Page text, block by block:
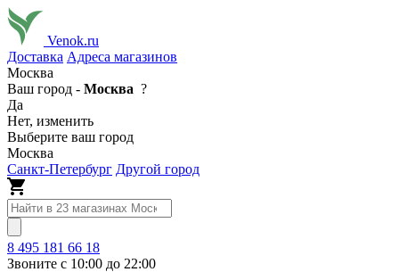
Venok.ru
Доставка Адреса магазинов
Москва
Ваш город - Москва ?
Да
Нет, изменить
Выберите ваш город
Москва
Санкт-Петербург Другой город
8 495 181 66 18
Звоните с 10:00 до 22:00